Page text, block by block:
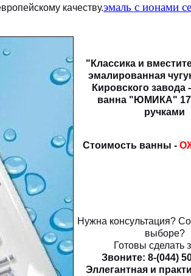
качеству.эмаль с ионами
"Классика и
эмалированная
Кировского завода
ванна "ЮМИКА"
ручками
Стоимость ванны -
Нужна консультация?
выборе?
Готовы сделать
Звоните: 8-(044)
Эллегантная и